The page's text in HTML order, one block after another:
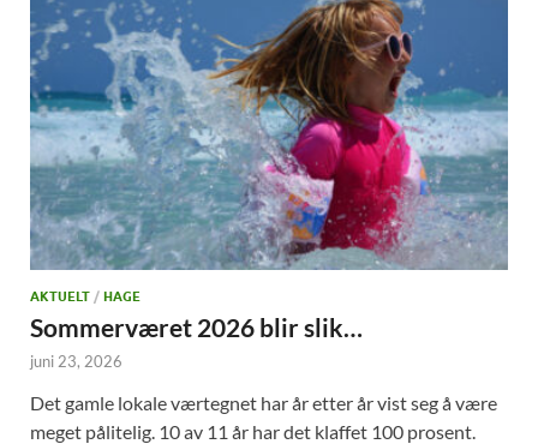
AKTUELT / HAGE
Sommerværet 2026 blir slik…
juni 23, 2026
Det gamle lokale værtegnet har år etter år vist seg å være
meget pålitelig. 10 av 11 år har det klaffet 100 prosent.